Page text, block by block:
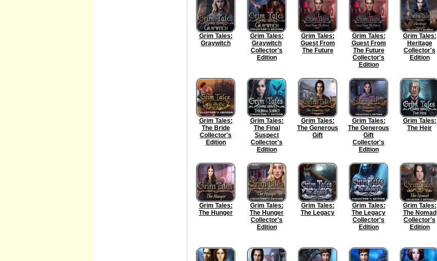
Grim Tales:
Graywitch
Grim Tales:
Graywitch
Collector's
Edition
Grim Tales:
Guest From
The Future
Grim Tales:
Guest From
The Future
Collector's
Edition
Grim Tales:
Heritage
Collector's
Edition
Grim Tales:
The Bride
Collector's
Edition
Grim Tales:
The Final
Suspect
Collector's
Edition
Grim Tales:
The Generous
Gift
Grim Tales:
The Generous
Gift
Collector's
Edition
Grim Tales:
The Heir
Grim Tales:
The Hunger
Grim Tales:
The Hunger
Collector's
Edition
Grim Tales:
The Legacy
Grim Tales:
The Legacy
Collector's
Edition
Grim Tales:
The Nomad
Collector's
Edition